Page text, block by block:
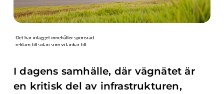
I dagens samhälle, där vägnätet är
en kritisk del av infrastrukturen,